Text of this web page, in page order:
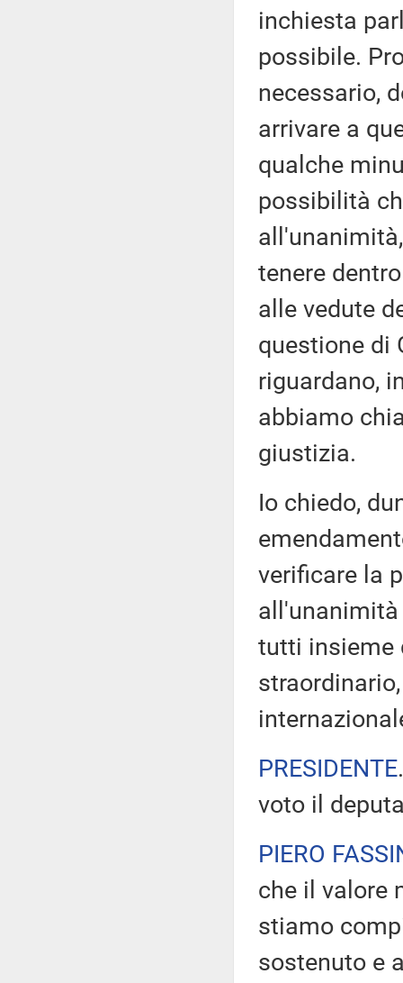
inchiesta
possibile.
necessario,
arrivare a
qualche
possibilità
tenere
alle vedute
questione di
riguardano,
abbiamo
giustizia.
Io chiedo,
verificare la
all'unanimità
tutti insieme
PRESIDENTE
voto il
PIERO
che il valore
stiamo
sostenuto e